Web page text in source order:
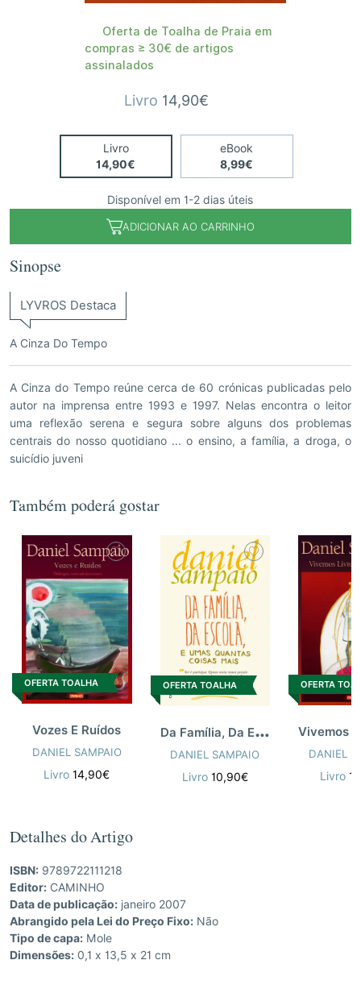
Oferta de Toalha de Praia em
compras ≥ 30€ de artigos
assinalados
Livro 14,90€
Livro
14,90€
eBook
8,99€
Disponível em 1-2 dias úteis
ADICIONAR AO CARRINHO
Sinopse
LYVROS Destaca
A Cinza Do Tempo
A Cinza do Tempo reúne cerca de 60 crónicas publicadas pelo
autor na imprensa entre 1993 e 1997. Nelas encontra o leitor
uma reflexão serena e segura sobre alguns dos problemas
centrais do nosso quotidiano ... o ensino, a família, a droga, o
suicídio juveni
Também poderá gostar
OFERTA TOALHA
Vozes E Ruídos
DANIEL SAMPAIO
Livro14,90€
OFERTA TOALHA
D
a Família, Da Escola
DANIEL SAMPAIO
Livro 10,90€
OFERTA
DANIEL
Livro
Detalhes do Artigo
ISBN: 9789722111218
Editor: CAMINHO
Data de publicação: janeiro 2007
Abrangido pela Lei do Preço Fixo: Não
Tipo de capa: Mole
Dimensões: 0,1 x 13,5 x 21 cm